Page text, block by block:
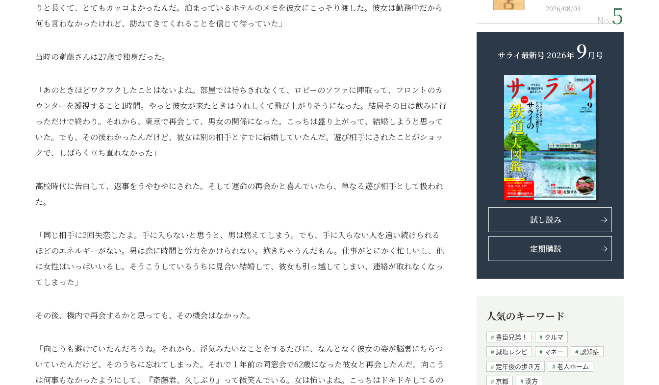
りと長くて、とてもカッコよかったんだ。泊まっているホテルのメモを彼女にこっそり渡した。彼女は勤務中だから
何も言わなかったけれど、訪ねてきてくれることを信じて待っていた」
当時の斎藤さんは27歳で独身だった。
「あのときほどワクワクしたことはないよね。部屋では待ちきれなくて、ロビーのソファに陣取って、フロントのカ
ウンターを凝視すること1時間。やっと彼女が来たときはうれしくて飛び上がりそうになった。結局その日は飲みに行
っただけで終わり。それから、東京で再会して、男女の関係になった。こっちは盛り上がって、結婚しようと思って
いた。でも、その後わかったんだけど、彼女は別の相手とすでに結婚していたんだ。遊び相手にされたことがショッ
クで、しばらく立ち直れなかった」
高校時代に告白して、返事をうやむやにされた。そして運命の再会かと喜んでいたら、単なる遊び相手として扱われ
た。
「同じ相手に2回失恋したよ。手に入らないと思うと、男は燃えてしまう。でも、手に入らない人を追い続けられる
ほどのエネルギーがない。男は恋に時間と労力をかけられない。飽きちゃうんだもん。仕事がとにかく忙しいし、他
に女性はいっぱいいるし。そうこうしているうちに見合い結婚して、彼女も引っ越してしまい、連絡が取れなくなっ
てしまった」
その後、機内で再会するかと思っても、その機会はなかった。
「向こうも避けていたんだろうね。それから、浮気みたいなことをするたびに、なんとなく彼女の姿が脳裏にちらつ
いていたんだけど、そのうちに忘れてしまった。それで１年前の同窓会で62歳になった彼女と再会したんだ。向こう
は何事もなかったようにして、『斎藤君、久しぶり』って微笑んでいる。女は怖いよね。こっちはドキドキしてるの
2026/08/03
No.
サライ最新号 2026年 9月号
試し読み
定期購読
人気のキーワード
豊臣兄弟！
クルマ
減塩レシピ
マネー
認知症
定年後の歩き方
老人ホーム
京都
漢方